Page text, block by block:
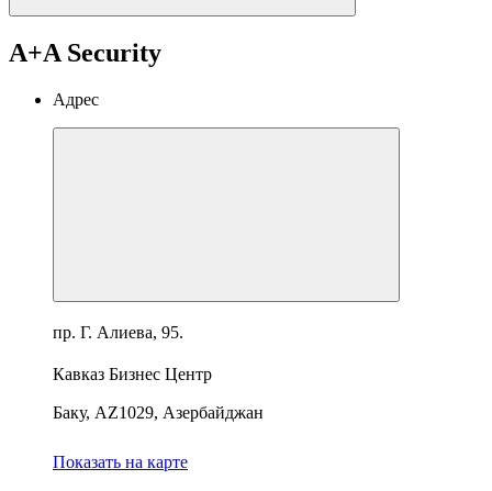
A+A Security
Адрес
пр. Г. Алиева, 95.
Кавказ Бизнес Центр
Баку, AZ1029, Азербайджан
Показать на карте